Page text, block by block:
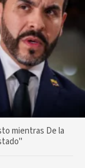
mientras De la